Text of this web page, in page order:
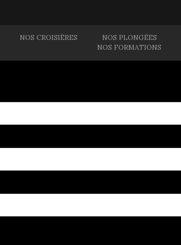
NOS CROISIÈRES
NOS PLONGÉES
NOS FORMATIONS